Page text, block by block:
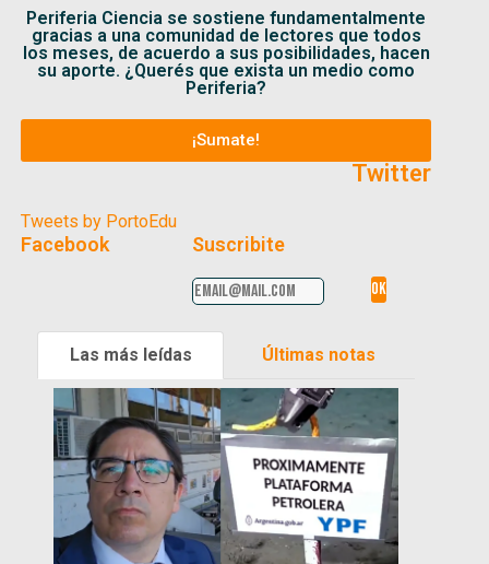
Periferia Ciencia se sostiene fundamentalmente
gracias a una comunidad de lectores que todos
los meses, de acuerdo a sus posibilidades, hacen
su aporte. ¿Querés que exista un medio como
Periferia?
¡Sumate!
Twitter
Tweets by PortoEdu
Facebook Suscribite
Las más leídas Últimas notas